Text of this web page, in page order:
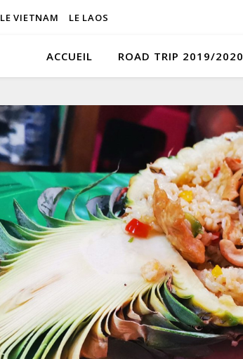
LE VIETNAM LE LAOS
ACCUEIL ROAD TRIP 2019/2020